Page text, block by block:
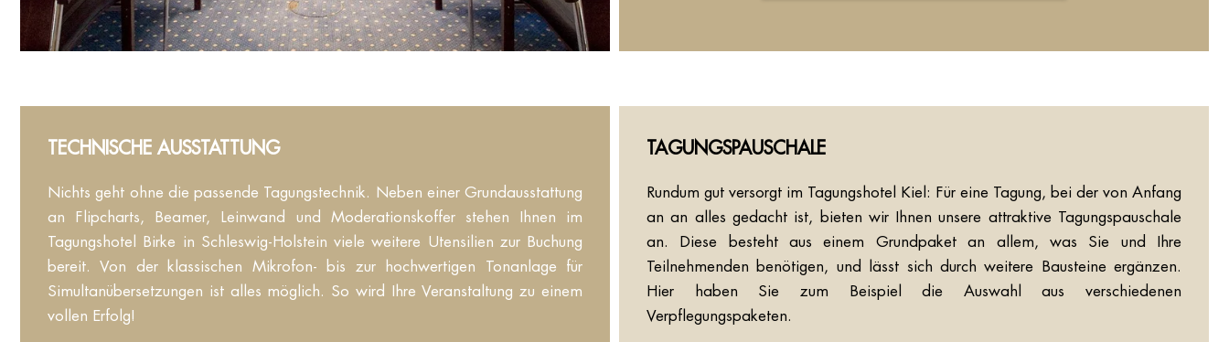
TECHNISCHE AUSSTATTUNG
Nichts geht ohne die passende Tagungstechnik. Neben einer Grundausstattung
an Flipcharts, Beamer, Leinwand und Moderationskoffer stehen Ihnen im
Tagungshotel Birke in Schleswig-Holstein viele weitere Utensilien zur Buchung
bereit. Von der klassischen Mikrofon- bis zur hochwertigen Tonanlage für
Simultanübersetzungen ist alles möglich. So wird Ihre Veranstaltung zu einem
vollen Erfolg!
TAGUNGSPAUSCHALE
Rundum gut versorgt im Tagungshotel Kiel: Für eine Tagung, bei der von Anfang
an an alles gedacht ist, bieten wir Ihnen unsere attraktive Tagungspauschale
an. Diese besteht aus einem Grundpaket an allem, was Sie und Ihre
Teilnehmenden benötigen, und lässt sich durch weitere Bausteine ergänzen.
Hier haben Sie zum Beispiel die Auswahl aus verschiedenen
Verpflegungspaketen.